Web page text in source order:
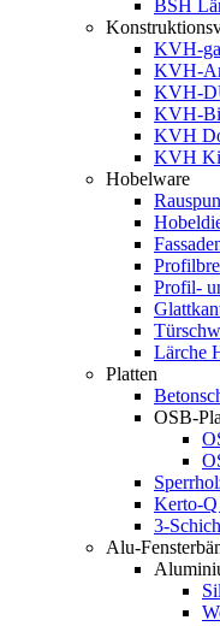
BSH
KVH-
KVH-
KVH-
KVH-
KVH
KVH
Hobelware
Profil-
Lärche
Platten
OSB-
Kerto-Q
3-
Alu-